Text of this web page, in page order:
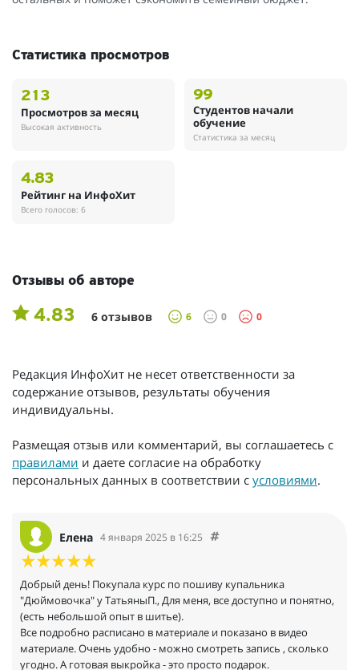
Статистика просмотров
213
Просмотров за месяц
Высокая активность
99
Студентов начали
обучение
Статистика за месяц
4.83
Рейтинг на ИнфоХит
Всего голосов: 6
Отзывы об авторе
4.83 6 отзывов 6 0 0
Редакция ИнфоХит не несет ответственности за
содержание отзывов, результаты обучения
индивидуальны.
Размещая отзыв или комментарий, вы соглашаетесь с
правилами и даете согласие на обработку
персональных данных в соответствии с условиями.
Елена 4 января 2025 в 16:25
Добрый день! Покупала курс по пошиву купальника
"Дюймовочка" у ТатьяныП., Для меня, все доступно и понятно,
(есть небольшой опыт в шитье).
Все подробно расписано в материале и показано в видео
материале. Очень удобно - можно смотреть запись , сколько
угодно. А готовая выкройка - это просто подарок.